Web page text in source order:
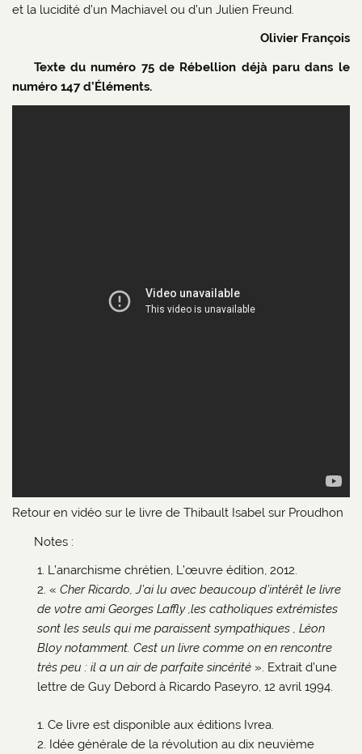
et la lucidité d’un Machiavel ou d’un Julien Freund.
Olivier François
Texte du numéro 75 de Rébellion déjà paru dans le
numéro 147 d’Éléments.
Retour en vidéo sur le livre de Thibault Isabel sur Proudhon
Notes :
L’anarchisme chrétien, L’œuvre édition, 2012.
« Cher Ricardo, J’ai lu avec beaucoup d’intérêt le livre
de votre ami Georges Laffly ,les catholiques extrémistes
sont les seuls qui me paraissent sympathiques , Léon
Bloy notamment. Cest un livre comme on en rencontre
très peu : il a un air de parfaite sincérité ». Extrait d’une
lettre de Guy Debord à Ricardo Paseyro, 12 avril 1994.
Ce livre est disponible aux éditions Ivrea.
Idée générale de la révolution au dix neuvième